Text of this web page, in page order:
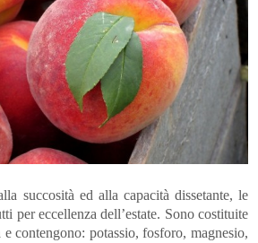
succosità ed alla capacità dissetante, le
per eccellenza dell’estate. Sono costituite
contengono: potassio, fosforo, magnesio,